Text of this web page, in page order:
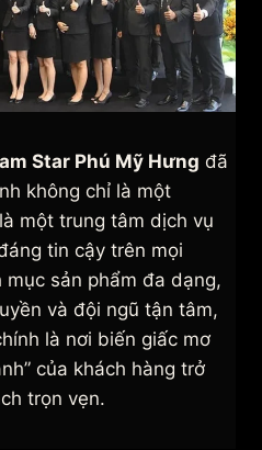
Star Phú Mỹ Hưng đã
không chỉ là một
một trung tâm dịch vụ
tin cậy trên mọi
sản phẩm đa dạng,
và đội ngũ tận tâm,
là nơi biến giấc mơ
của khách hàng trở
trọn vẹn.